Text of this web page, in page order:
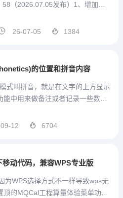
58（2026.07.05发布）1、增加技
通用算量计算式V1.3.3.56 2026.07.
26-07-05 1384
的位置和拼音内容
式叫拼音，就是在文字的上方显示
能中用来做备注或者记录一些数
单元格内拼音读取出来的方法，代
12 6704
动代码，兼容WPS专业版
为WPS选择方式不一样导致wps无
顶的MQCal工程算量体验菜单功